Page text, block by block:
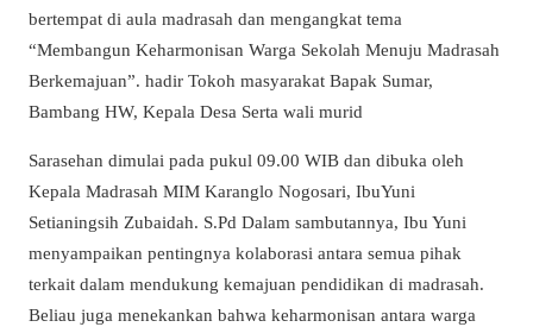
bertempat di aula madrasah dan mengangkat tema
“Membangun Keharmonisan Warga Sekolah Menuju Madrasah
Berkemajuan”. hadir Tokoh masyarakat Bapak Sumar,
Bambang HW, Kepala Desa Serta wali murid
Sarasehan dimulai pada pukul 09.00 WIB dan dibuka oleh
Kepala Madrasah MIM Karanglo Nogosari, IbuYuni
Setianingsih Zubaidah. S.Pd Dalam sambutannya, Ibu Yuni
menyampaikan pentingnya kolaborasi antara semua pihak
terkait dalam mendukung kemajuan pendidikan di madrasah.
Beliau juga menekankan bahwa keharmonisan antara warga